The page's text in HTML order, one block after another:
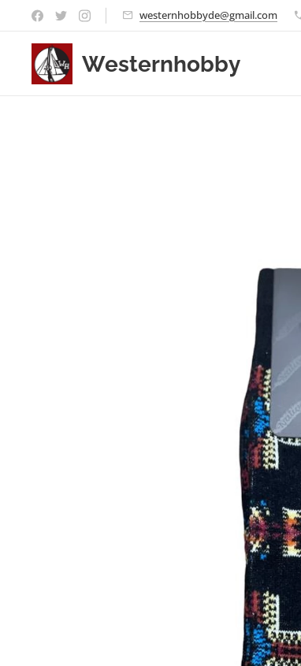
westernhobbyde@gmail.com
Westernhobby